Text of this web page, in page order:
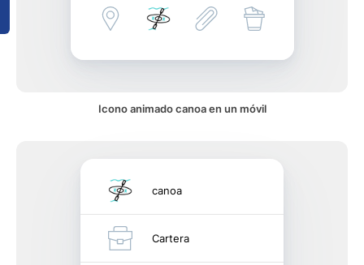
Icono animado canoa en un móvil
canoa
Cartera